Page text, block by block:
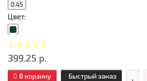
0.45
Цвет:
399.25 р.
В корзину Быстрый заказ